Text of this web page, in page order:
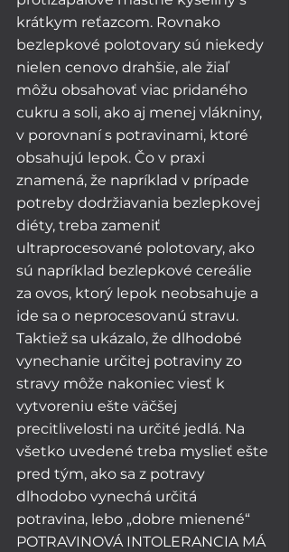
krátkym reťazcom. Rovnako
bezlepkové polotovary sú niekedy
nielen cenovo drahšie, ale žiaľ
môžu obsahovať viac pridaného
cukru a soli, ako aj menej vlákniny,
v porovnaní s potravinami, ktoré
obsahujú lepok. Čo v praxi
znamená, že napríklad v prípade
potreby dodržiavania bezlepkovej
diéty, treba zameniť
ultraprocesované polotovary, ako
sú napríklad bezlepkové cereálie
za ovos, ktorý lepok neobsahuje a
ide sa o neprocesovanú stravu.
Taktiež sa ukázalo, že dlhodobé
vynechanie určitej potraviny zo
stravy môže nakoniec viesť k
vytvoreniu ešte väčšej
precitlivelosti na určité jedlá. Na
všetko uvedené treba myslieť ešte
pred tým, ako sa z potravy
dlhodobo vynechá určitá
potravina, lebo „dobre mienené“
POTRAVINOVÁ INTOLERANCIA MÁ